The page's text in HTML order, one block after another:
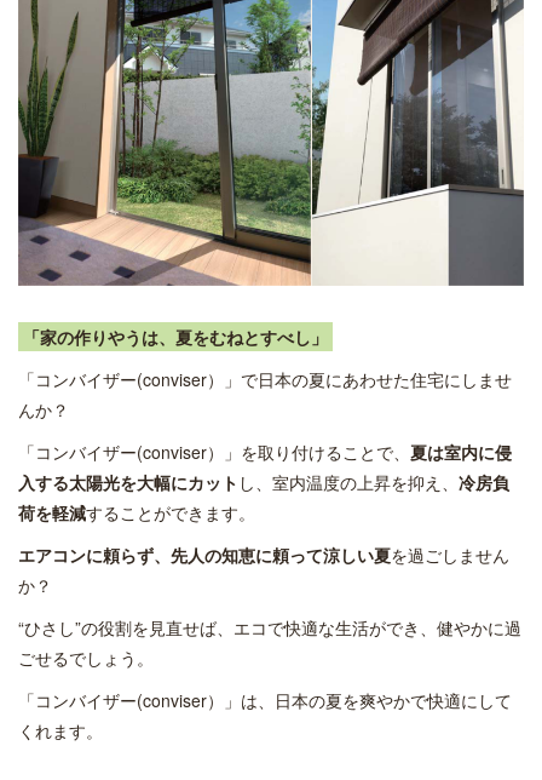
「家の作りやうは、夏をむねとすべし」
「コンバイザー(conviser）」で日本の夏にあわせた住宅にしませ
んか？
「コンバイザー(conviser）」を取り付けることで、 夏は室内に侵
入する太陽光を大幅にカット し、室内温度の上昇を抑え、 冷房負
荷を軽減することができます。
エアコンに頼らず、先人の知恵に頼って涼しい夏を過ごしません
か？
“ひさし”の役割を見直せば、エコで快適な生活ができ、健やかに過
ごせるでしょう。
「コンバイザー(conviser）」は、日本の夏を爽やかで快適にして
くれます。